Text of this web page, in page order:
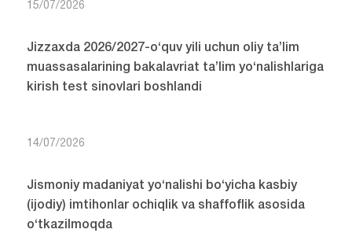
15/07/2026
Jizzaxda 2026/2027-o‘quv yili uchun oliy ta’lim
muassasalarining bakalavriat ta’lim yo‘nalishlariga
kirish test sinovlari boshlandi
14/07/2026
Jismoniy madaniyat yo‘nalishi bo‘yicha kasbiy
(ijodiy) imtihonlar ochiqlik va shaffoflik asosida
o‘tkazilmoqda